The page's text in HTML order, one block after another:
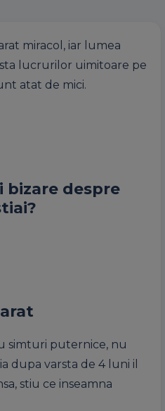
miracol, iar lumea
lucrurilor uimitoare pe
atat de mici.
bizare despre
simturi puternice, nu
dupa varsta de 4 luni il
stiu ce inseamna